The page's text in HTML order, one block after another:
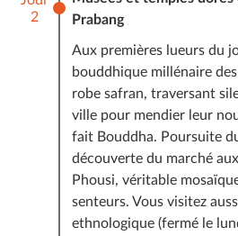
Ce prix comprend :
L’hébergement dans des
Tous les déplacements selon
véhicule privé
Les repas comme
Les guides
le circuit
Droits d’entrée dans les
Vols internes Luang Prabang
Les frais de dossier
2
Prabang
Aux premières lueurs du
bouddhique millénaire
robe safran, traversant
ville pour mendier leur
fait Bouddha. Poursuite
découverte du marché
Phousi, véritable
senteurs. Vous visitez
ethnologique (fermé le